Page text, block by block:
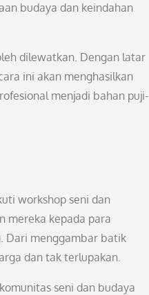
budaya dan keindahan
dilewatkan. Dengan latar
ini akan menghasilkan
menjadi bahan puji-
workshop seni dan
mereka kepada para
Dari menggambar batik
dan tak terlupakan.
seni dan budaya